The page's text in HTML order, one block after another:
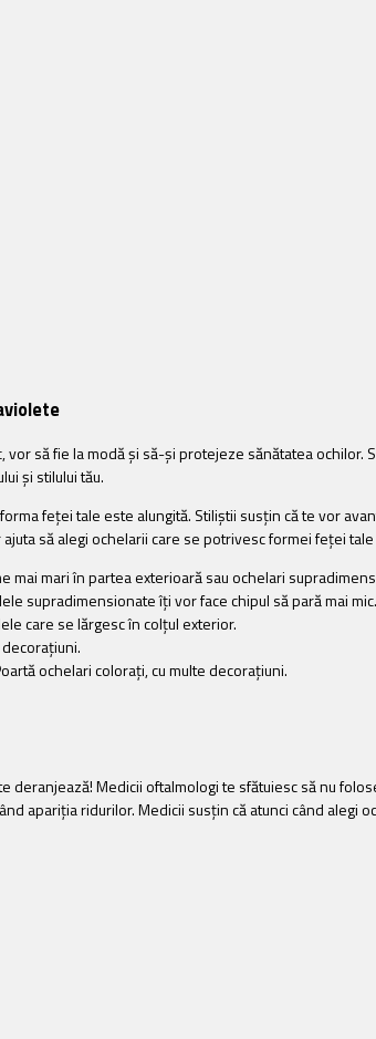
să fie la modă şi să-şi protejeze sănătatea
și stilului tău.
feţei tale este alungită. Stiliștii susţin că te vor
să alegi ochelarii care se potrivesc formei feței
mai mari în partea exterioară sau ochelari
supradimensionate îţi vor face chipul să pară mai mic.
care se lărgesc în colţul exterior.
ochelari coloraţi, cu multe decoraţiuni.
deranjează! Medicii oftalmologi te sfătuiesc să nu
apariţia ridurilor. Medicii susţin că atunci când